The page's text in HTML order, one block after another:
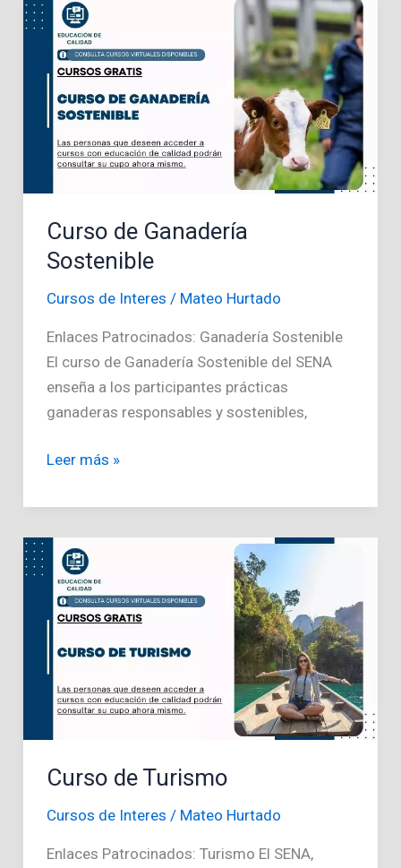
Criptomonedas
Curso de Ganadería
Sostenible
Cursos de Interes / Mateo Hurtado
Enlaces Patrocinados: Ganadería Sostenible
El curso de Ganadería Sostenible del SENA
enseña a los participantes prácticas
ganaderas responsables y sostenibles,
Curso
Ganadería
Sostenible
Leer más »
Curso de Turismo
Cursos de Interes / Mateo Hurtado
Enlaces Patrocinados: Turismo El SENA,